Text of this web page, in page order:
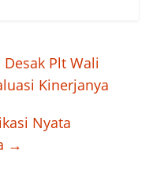
Desak Plt Wali
Kinerjanya
Nyata
→